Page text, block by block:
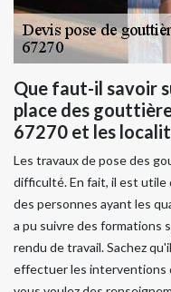
Que faut-il savoir
place des
67270 et les
Les travaux de pose des
difficulté. En fait, il est utile
des personnes ayant les
a pu suivre des formations
rendu de travail. Sachez
effectuer les interventions